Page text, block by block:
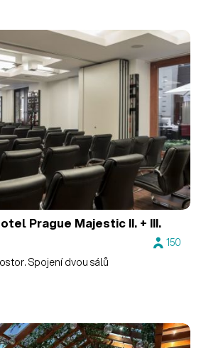
Prague Majestic II. + III.
150
Spojení dvou sálů